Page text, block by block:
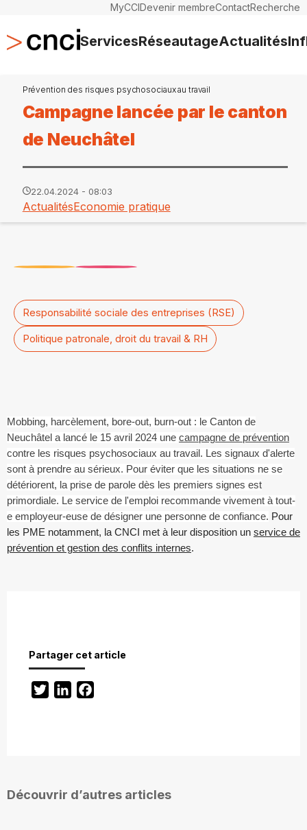
MyCCIDevenir membreContactRecherche
ServicesRéseautageActualités
Prévention des risques psychosociaux au travail
Campagne lancée par le canton
de Neuchâtel
22.04.2024 - 08:03
ActualitésEconomie pratique
Responsabilité sociale des entreprises (RSE)
Politique patronale, droit du travail & RH
Mobbing, harcèlement, bore-out, burn-out : le Canton de
Neuchâtel a lancé le 15 avril 2024 une campagne de prévention
contre les risques psychosociaux au travail. Les signaux d'alerte
sont à prendre au sérieux. Pour éviter que les situations ne se
détériorent, la prise de parole dès les premiers signes est
primordiale. Le service de l'emploi recommande vivement à tout-
e employeur-euse de désigner une personne de confiance. Pour
les PME notamment, la CNCI met à leur disposition un service de
prévention et gestion des conflits internes.
Partager cet article
TwitterLinkedIn
Découvrir d’autres articles